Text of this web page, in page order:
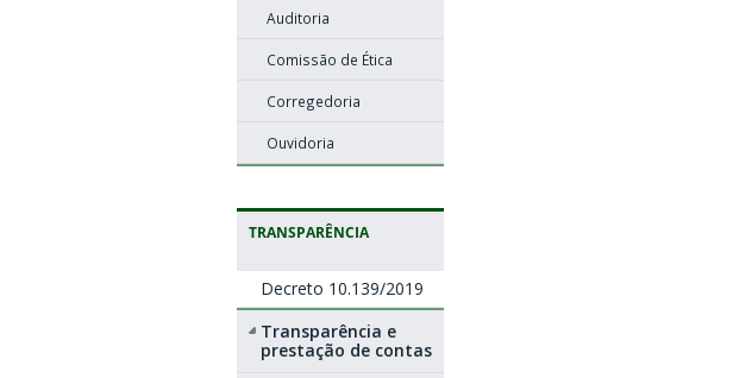
Auditoria
Comissão de Ética
Corregedoria
Ouvidoria
TRANSPARÊNCIA
Decreto 10.139/2019
Transparência e
prestação de contas